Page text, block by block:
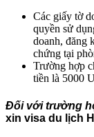
Các giấy tờ
quyền sử
doanh, đăng
chứng tại
Trường hợp
tiền là 5000
Đối với trường
xin visa du lịch